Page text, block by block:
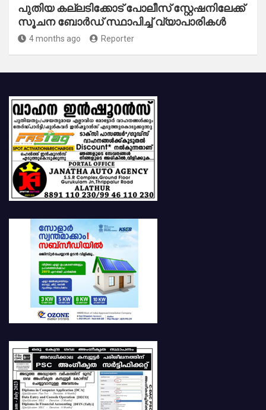
പുതിയ കല്ലടിക്കോട് പോലീസ് സ്റ്റേഷനിലേക്ക്
സൂചന ബോർഡ് സ്ഥാപിച്ച് വ്യാപാരികൾ
4 months ago Reporter